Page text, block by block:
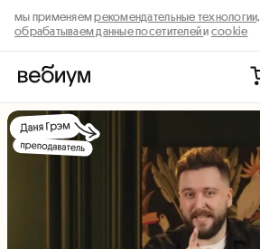
мы применяемрекомендательные технологии,
обрабатываем данные посетителейи cookie